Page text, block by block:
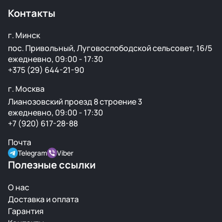
Контакты
г. Минск
пос. Привольный, Луговослободской сельсовет, 16/5
ежедневно, 09:00 - 17:30
+375 (29) 644-21-90
г. Москва
Лианозовский проезд 8 строение 3
ежедневно, 09:00 - 17:30
+7 (920) 617-28-88
Почта
Telegram Viber
Полезные ссылки
О нас
Доставка и оплата
Гарантия